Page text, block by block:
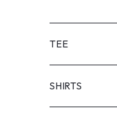
TEE
SHORT SLEEVE
SHIRTS